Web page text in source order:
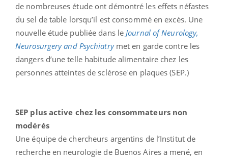
de nombreuses étude ont démontré les effets néfastes
du sel de table lorsqu’il est consommé en excès. Une
nouvelle étude publiée dans le Journal of Neurology,
Neurosurgery and Psychiatrymet en garde contre les
dangers d’une telle habitude alimentaire chez les
personnes atteintes de sclérose en plaques (SEP.)
SEP plus active chez les consommateurs non
modérés
Une équipe de chercheurs argentins de l’Institut de
recherche en neurologie de Buenos Aires a mené, en